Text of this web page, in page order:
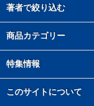
著者で絞り込む
商品カテゴリー
特集情報
このサイトについて